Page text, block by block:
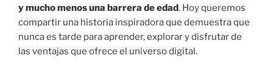
y mucho menos una barrera de edad. Hoy queremos
compartir una historia inspiradora que demuestra que
nunca es tarde para aprender, explorar y disfrutar de
las ventajas que ofrece el universo digital.